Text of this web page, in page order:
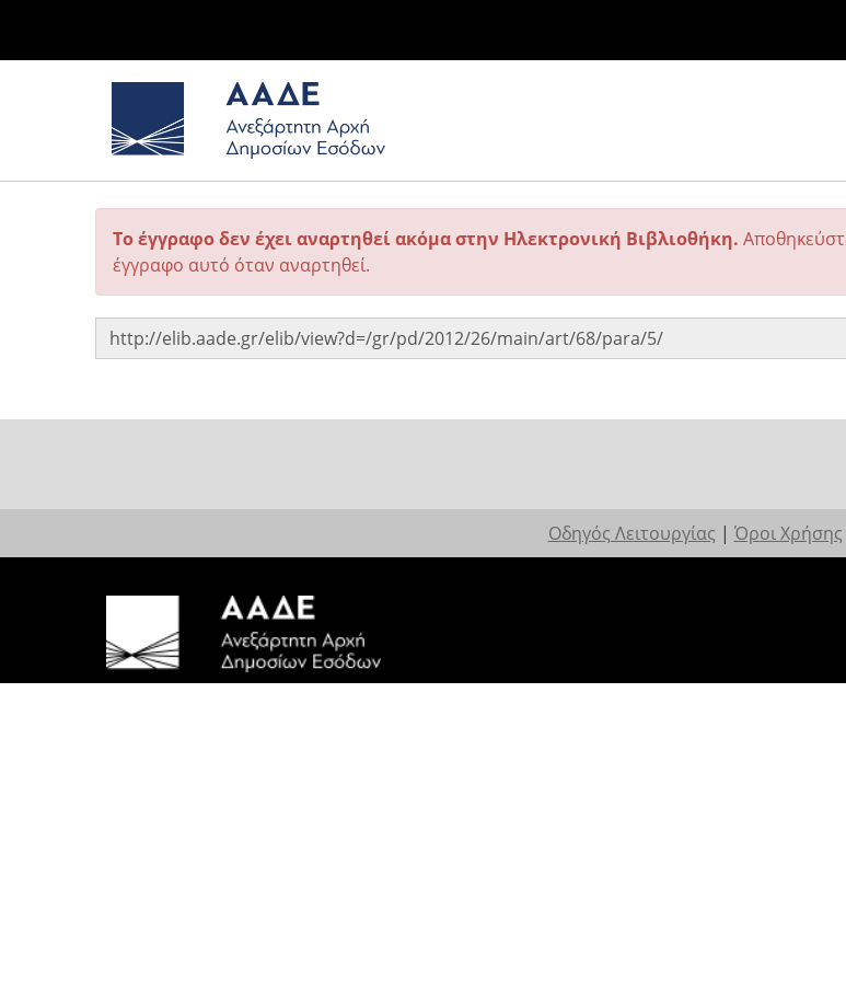
Το έγγραφο δεν έχει αναρτηθεί ακόμα στην Ηλεκτρονική Βιβλιοθήκη.
έγγραφο αυτό όταν αναρτηθεί.
Οδηγός Λειτουργίας | Όροι Χρήσης